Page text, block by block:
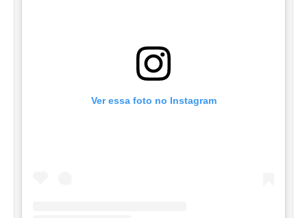
Ver essa foto no Instagram